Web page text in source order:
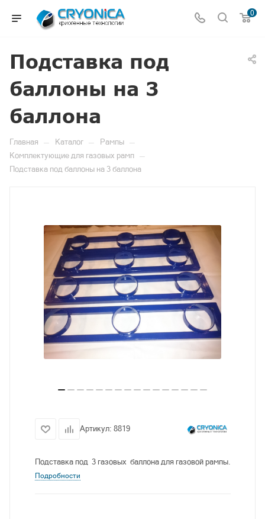
0
Подставка под
баллоны на 3
баллона
Главная — Каталог — Рампы —
Комплектующие для газовых рамп —
Подставка под баллоны на 3 баллона
Артикул: 8819
Подставка под 3 газовых баллона для газовой рампы.
Подробности